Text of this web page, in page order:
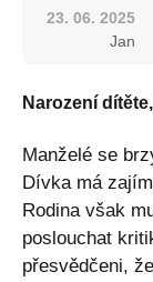
23. 06. 2025
Jan
Narození
Manželé se
Dívka má
Rodina však
poslouchat
přesvědčeni,